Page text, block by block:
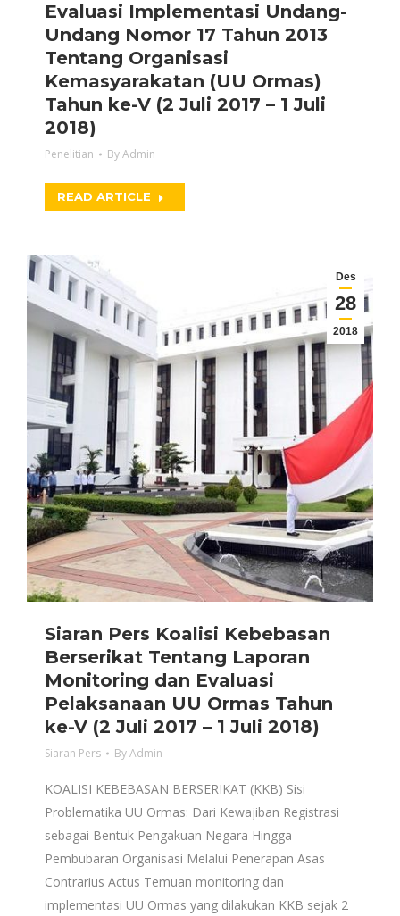
Evaluasi Implementasi Undang-
Undang Nomor 17 Tahun 2013
Tentang Organisasi
Kemasyarakatan (UU Ormas)
Tahun ke-V (2 Juli 2017 – 1 Juli
2018)
Penelitian ByAdmin
READ ARTICLE
Des
28
2018
Siaran Pers Koalisi Kebebasan
Berserikat Tentang Laporan
Monitoring dan Evaluasi
Pelaksanaan UU Ormas Tahun
ke-V (2 Juli 2017 – 1 Juli 2018)
Siaran Pers ByAdmin
KOALISI KEBEBASAN BERSERIKAT (KKB) Sisi
Problematika UU Ormas: Dari Kewajiban Registrasi
sebagai Bentuk Pengakuan Negara Hingga
Pembubaran Organisasi Melalui Penerapan Asas
Contrarius Actus Temuan monitoring dan
implementasi UU Ormas yang dilakukan KKB sejak 2